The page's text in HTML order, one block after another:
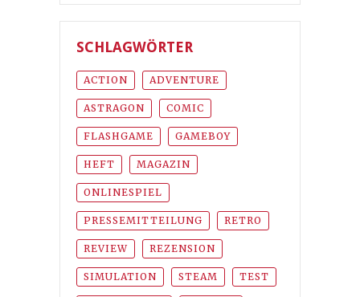
SCHLAGWÖRTER
ACTION ADVENTURE
ASTRAGON COMIC
FLASHGAME GAMEBOY
HEFT MAGAZIN
ONLINESPIEL
PRESSEMITTEILUNG RETRO
REVIEW REZENSION
SIMULATION STEAM TEST